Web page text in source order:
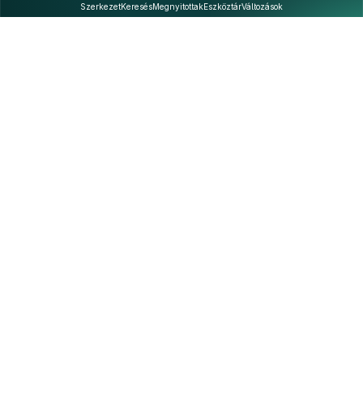
SzerkezetKeresésMegnyitottakEszköztárVáltozások